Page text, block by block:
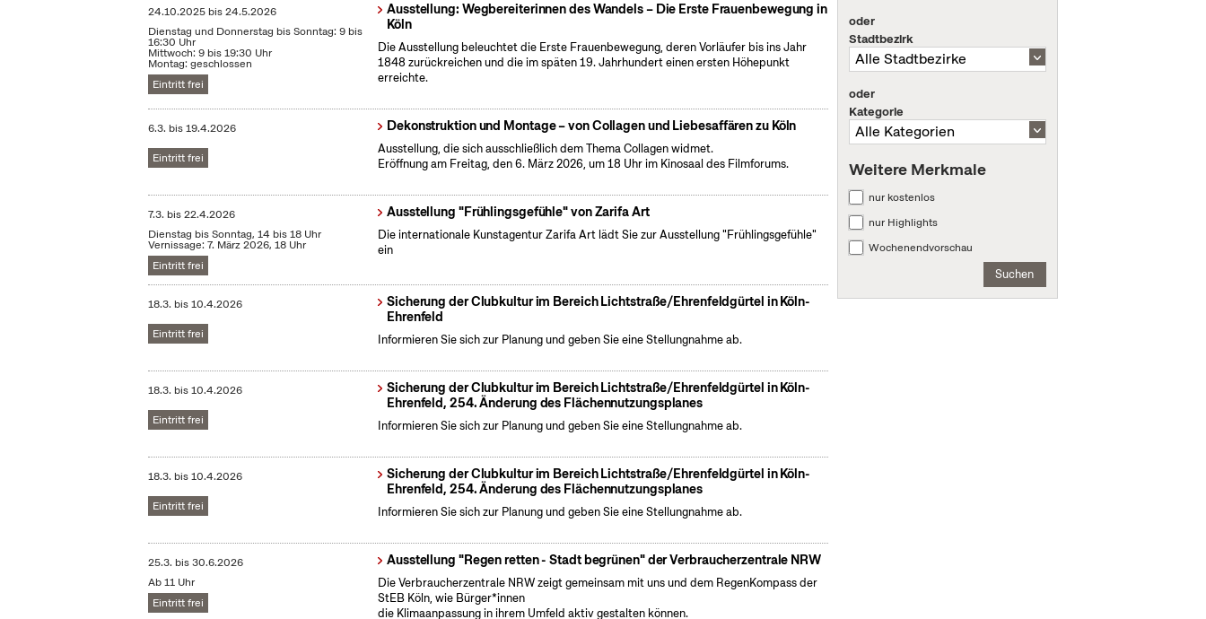
24.10.2025 bis24.5.2026
Dienstag und Donnerstag bis Sonntag: 9 bis
16:30 Uhr
Mittwoch: 9 bis 19:30 Uhr
Montag: geschlossen
Eintritt frei
Ausstellung: Wegbereiterinnen des Wandels – Die Erste Frauenbewegung in
Köln
Die Ausstellung beleuchtet die Erste Frauenbewegung, deren Vorläufer bis ins Jahr
1848 zurückreichen und die im späten 19. Jahrhundert einen ersten Höhepunkt
erreichte.
6.3. bis19.4.2026
Eintritt frei
Dekonstruktion und Montage – von Collagen und Liebesaffären zu Köln
Ausstellung, die sich ausschließlich dem Thema Collagen widmet.
Eröffnung am Freitag, den 6. März 2026, um 18 Uhr im Kinosaal des Filmforums.
7.3. bis22.4.2026
Dienstag bis Sonntag, 14 bis 18 Uhr
Vernissage: 7. März 2026, 18 Uhr
Eintritt frei
Ausstellung "Frühlingsgefühle" von Zarifa Art
Die internationale Kunstagentur Zarifa Art lädt Sie zur Ausstellung "Frühlingsgefühle"
ein
18.3. bis10.4.2026
Eintritt frei
Sicherung der Clubkultur im Bereich Lichtstraße/Ehrenfeldgürtel in Köln-
Ehrenfeld
Informieren Sie sich zur Planung und geben Sie eine Stellungnahme ab.
18.3. bis10.4.2026
Eintritt frei
Sicherung der Clubkultur im Bereich Lichtstraße/Ehrenfeldgürtel in Köln-
Ehrenfeld, 254. Änderung des Flächennutzungsplanes
Informieren Sie sich zur Planung und geben Sie eine Stellungnahme ab.
18.3. bis10.4.2026
Eintritt frei
Sicherung der Clubkultur im Bereich Lichtstraße/Ehrenfeldgürtel in Köln-
Ehrenfeld, 254. Änderung des Flächennutzungsplanes
Informieren Sie sich zur Planung und geben Sie eine Stellungnahme ab.
25.3. bis30.6.2026
Ab 11 Uhr
Eintritt frei
Ausstellung "Regen retten - Stadt begrünen" der Verbraucherzentrale NRW
Die Verbraucherzentrale NRW zeigt gemeinsam mit uns und dem RegenKompass der
StEB Köln, wie Bürger*innen
die Klimaanpassung in ihrem Umfeld aktiv gestalten können.
oder
Stadtbezirk
oder
Kategorie
Weitere Merkmale
nur kostenlos
nur Highlights
Wochenendvorschau
Suchen